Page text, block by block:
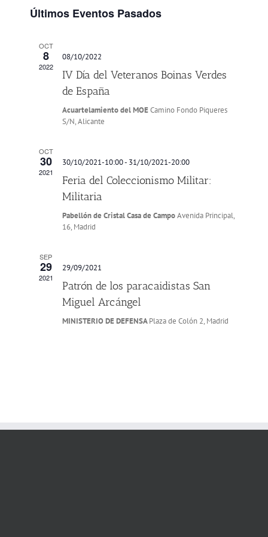
Últimos Eventos Pasados
OCT
8
2022
08/10/2022
IV Día del Veteranos Boinas Verdes
de España
Acuartelamiento del MOECamino Fondo Piqueres
S/N, Alicante
OCT
30
2021
30/10/2021-10:00- 31/10/2021-20:00
Feria del Coleccionismo Militar:
Militaria
Pabellón de Cristal Casa de CampoAvenida Principal,
16, Madrid
SEP
29
2021
29/09/2021
Patrón de los paracaidistas San
Miguel Arcángel
MINISTERIO DE DEFENSAPlaza de Colón 2, Madrid